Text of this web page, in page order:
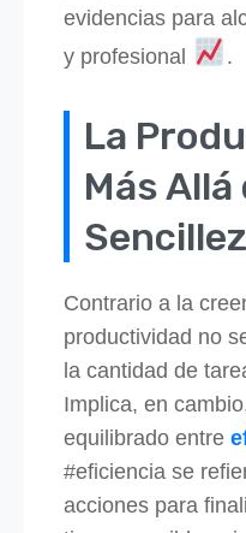
evidencias para
y profesional
.
La
Más Allá
Sencillez
Contrario a la
productividad no
la cantidad de
Implica, en
equilibrado entre
#eficiencia se
acciones para